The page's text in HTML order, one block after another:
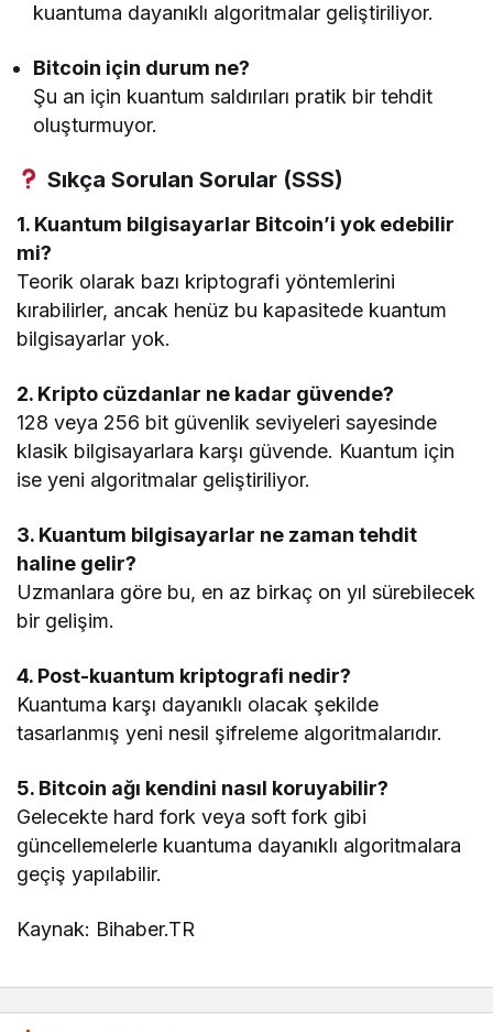
kuantuma dayanıklı algoritmalar geliştiriliyor.
Bitcoin için durum ne?
Şu an için kuantum saldırıları pratik bir tehdit
oluşturmuyor.
Sıkça Sorulan Sorular (SSS)
1. Kuantum bilgisayarlar Bitcoin’i yok edebilir
mi?
Teorik olarak bazı kriptografi yöntemlerini
kırabilirler, ancak henüz bu kapasitede kuantum
bilgisayarlar yok.
2. Kripto cüzdanlar ne kadar güvende?
128 veya 256 bit güvenlik seviyeleri sayesinde
klasik bilgisayarlara karşı güvende. Kuantum için
ise yeni algoritmalar geliştiriliyor.
3. Kuantum bilgisayarlar ne zaman tehdit
haline gelir?
Uzmanlara göre bu, en az birkaç on yıl sürebilecek
bir gelişim.
4. Post-kuantum kriptografi nedir?
Kuantuma karşı dayanıklı olacak şekilde
tasarlanmış yeni nesil şifreleme algoritmalarıdır.
5. Bitcoin ağı kendini nasıl koruyabilir?
Gelecekte hard fork veya soft fork gibi
güncellemelerle kuantuma dayanıklı algoritmalara
geçiş yapılabilir.
Kaynak: Bihaber.TR